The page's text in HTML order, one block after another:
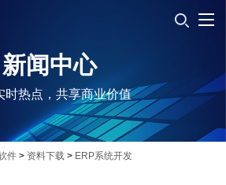
新闻中心
时热点，共享商业价值
件 > 资料下载 > ERP系统开发